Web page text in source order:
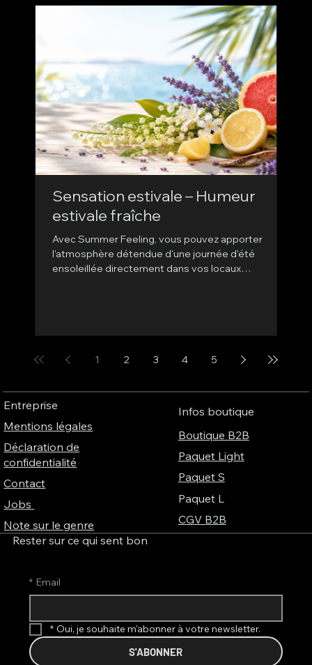
Sensation estivale – Humeur
estivale fraîche
Avec Summer Feeling, vous pouvez apporter
l'atmosphère détendue d'une journée d'été
ensoleillée directement dans vos locaux
1 2 3 4 5
Entreprise
Mentions légales
Déclaration de
confidentialité
Contact
Jobs
Note sur le genre
Infos boutique
Boutique B2B
Paquet Light
Paquet S
Paquet L
CGV B2B
Rester sur ce qui sent bon
* Email
* Oui, je souhaite m'abonner à votre newsletter.
S'ABONNER